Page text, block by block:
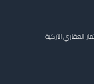
العقاري التركية